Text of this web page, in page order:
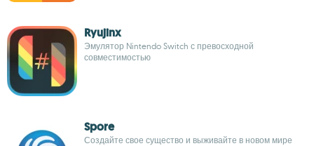
Ryujinx
Эмулятор Nintendo Switch с превосходной
совместимостью
Spore
Создайте свое существо и выживайте в новом мире